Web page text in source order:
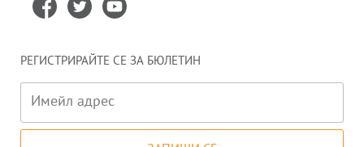
РЕГИСТРИРАЙТЕ СЕ ЗА БЮЛЕТИН
Имейл адрес